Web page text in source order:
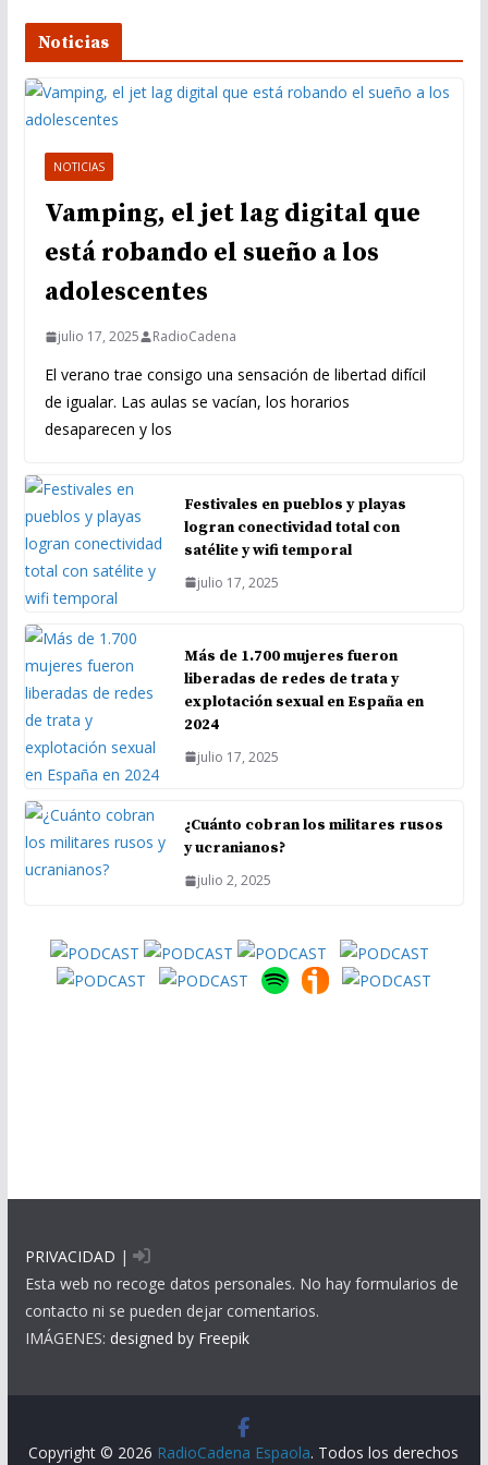
Noticias
NOTICIAS
Vamping, el jet lag digital que
está robando el sueño a los
adolescentes
julio 17, 2025 RadioCadena
El verano trae consigo una sensación de libertad difícil
de igualar. Las aulas se vacían, los horarios
desaparecen y los
Festivales en pueblos y playas
logran conectividad total con
satélite y wifi temporal
julio 17, 2025
Más de 1.700 mujeres fueron
liberadas de redes de trata y
explotación sexual en España en
2024
julio 17, 2025
¿Cuánto cobran los militares rusos
y ucranianos?
julio 2, 2025
PRIVACIDAD |
Esta web no recoge datos personales. No hay formularios de
contacto ni se pueden dejar comentarios.
IMÁGENES: designed by Freepik
Copyright © 2026 RadioCadena Espaola. Todos los derechos